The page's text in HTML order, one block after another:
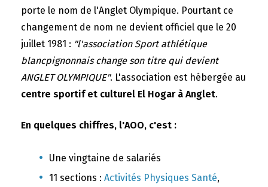
porte le nom de l'Anglet Olympique. Pourtant ce
changement de nom ne devient officiel que le 20
juillet 1981 : "l'association Sport athlétique
blancpignonnais change son titre qui devient
ANGLET OLYMPIQUE". L'association est hébergée au
centre sportif et culturel El Hogar à Anglet.
En quelques chiffres, l'AOO, c'est :
Une vingtaine de salariés
11 sections : Activités Physiques Santé,